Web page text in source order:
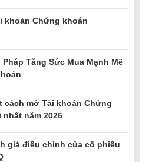
khoản Chứng khoán
Pháp Tăng Sức Mua Mạnh Mẽ
cách mở Tài khoản Chứng
nhất năm 2026
giá điều chỉnh của cổ phiếu